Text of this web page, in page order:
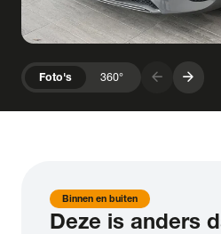
Foto's 360° arrow_forward arrow_forward
Binnen en buiten
Deze is anders